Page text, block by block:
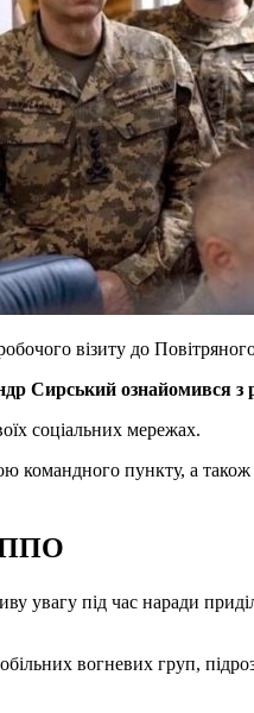
візиту до
Сирський ознайомився з
соціальних мережах.
командного пункту, а
ППО
увагу під час наради
вогневих груп,